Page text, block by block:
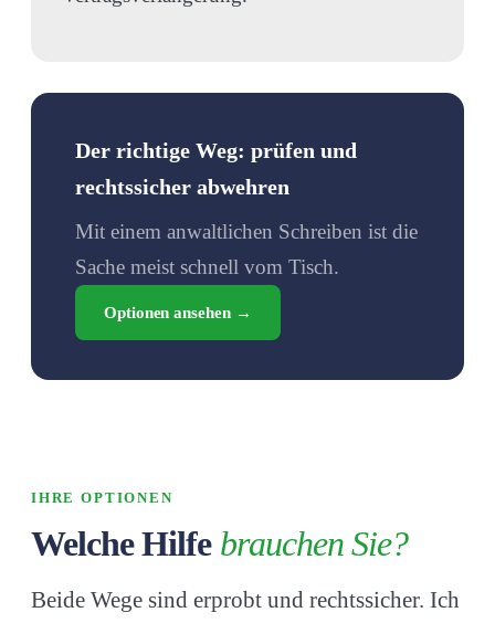
Der richtige Weg: prüfen und
rechtssicher abwehren
Mit einem anwaltlichen Schreiben ist die
Sache meist schnell vom Tisch.
Optionen ansehen →
IHRE OPTIONEN
Welche Hilfe brauchen Sie?
Beide Wege sind erprobt und rechtssicher. Ich